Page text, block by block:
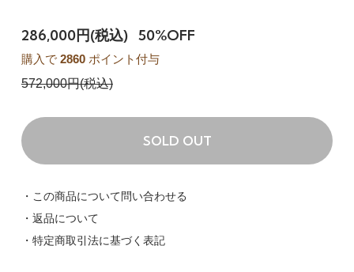
286,000円(税込) 50%OFF
購入で 2860ポイント付与
572,000円(税込)
SOLD OUT
・この商品について問い合わせる
・返品について
・特定商取引法に基づく表記